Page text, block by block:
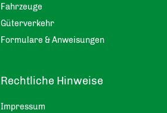
Fahrzeuge
Güterverkehr
Formulare & Anweisungen
Rechtliche Hinweise
Impressum